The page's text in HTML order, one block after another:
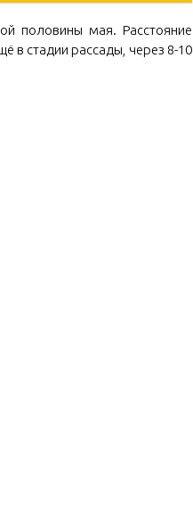
половины мая. Расстояние
в стадии рассады, через 8-10